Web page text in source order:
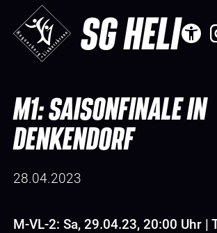
SG HELI
M1: SAISONFINALE IN
DENKENDORF
28.04.2023
M-VL-2: Sa, 29.04.23, 20:00 Uhr |